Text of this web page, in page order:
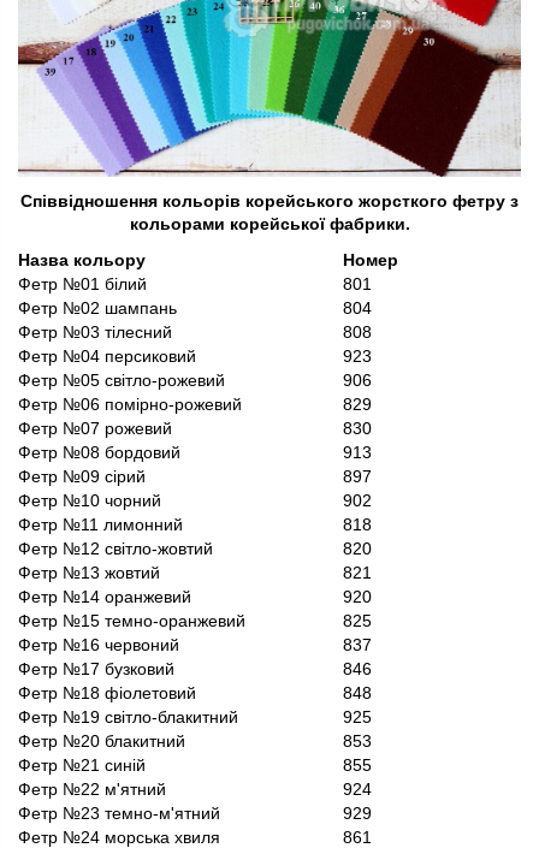
Співвідношення кольорів корейського жорсткого фетру з
кольорами корейської фабрики.
Назва кольору
Номер
Фетр №01 білий
801
Фетр №02 шампань
804
Фетр №03 тілесний
808
Фетр №04 персиковий
923
Фетр №05 світло-рожевий
906
Фетр №06 помірно-рожевий
829
Фетр №07 рожевий
830
Фетр №08 бордовий
913
Фетр №09 сірий
897
Фетр №10 чорний
902
Фетр №11 лимонний
818
Фетр №12 світло-жовтий
820
Фетр №13 жовтий
821
Фетр №14 оранжевий
920
Фетр №15 темно-оранжевий
825
Фетр №16 червоний
837
Фетр №17 бузковий
846
Фетр №18 фіолетовий
848
Фетр №19 світло-блакитний
925
Фетр №20 блакитний
853
Фетр №21 синій
855
Фетр №22 м'ятний
924
Фетр №23 темно-м'ятний
929
Фетр №24 морська хвиля
861